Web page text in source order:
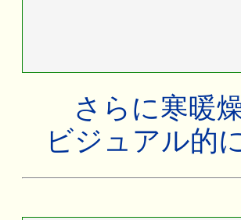
さらに寒暖
ビジュアル的